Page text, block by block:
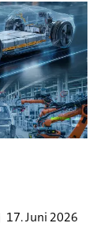
17. Juni 2026